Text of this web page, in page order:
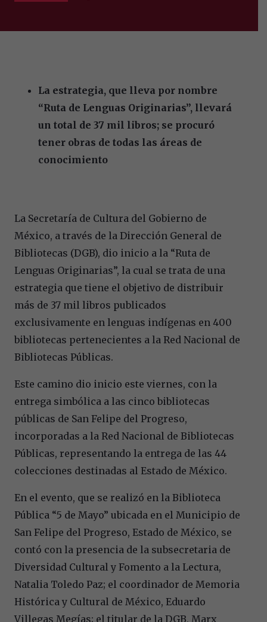
La estrategia, que lleva por nombre
“Ruta de Lenguas Originarias”, llevará
un total de 37 mil libros; se procuró
tener obras de todas las áreas de
conocimiento
La Secretaría de Cultura del Gobierno de
México, a través de la Dirección General de
Bibliotecas (DGB), dio inicio a la “Ruta de
Lenguas Originarias”, la cual se trata de una
estrategia que tiene el objetivo de distribuir
más de 37 mil libros publicados
exclusivamente en lenguas indígenas en 400
bibliotecas pertenecientes a la Red Nacional de
Bibliotecas Públicas.
Este camino dio inicio este viernes, con la
entrega simbólica a las cinco bibliotecas
públicas de San Felipe del Progreso,
incorporadas a la Red Nacional de Bibliotecas
Públicas, representando la entrega de las 44
colecciones destinadas al Estado de México.
En el evento, que se realizó en la Biblioteca
Pública “5 de Mayo” ubicada en el Municipio de
San Felipe del Progreso, Estado de México, se
contó con la presencia de la subsecretaria de
Diversidad Cultural y Fomento a la Lectura,
Natalia Toledo Paz; el coordinador de Memoria
Histórica y Cultural de México, Eduardo
Villegas Megías; el titular de la DGB, Marx